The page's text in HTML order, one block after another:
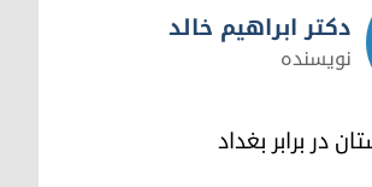
دکتر ابراهیم خالد
نویسنده
در برابر بغداد